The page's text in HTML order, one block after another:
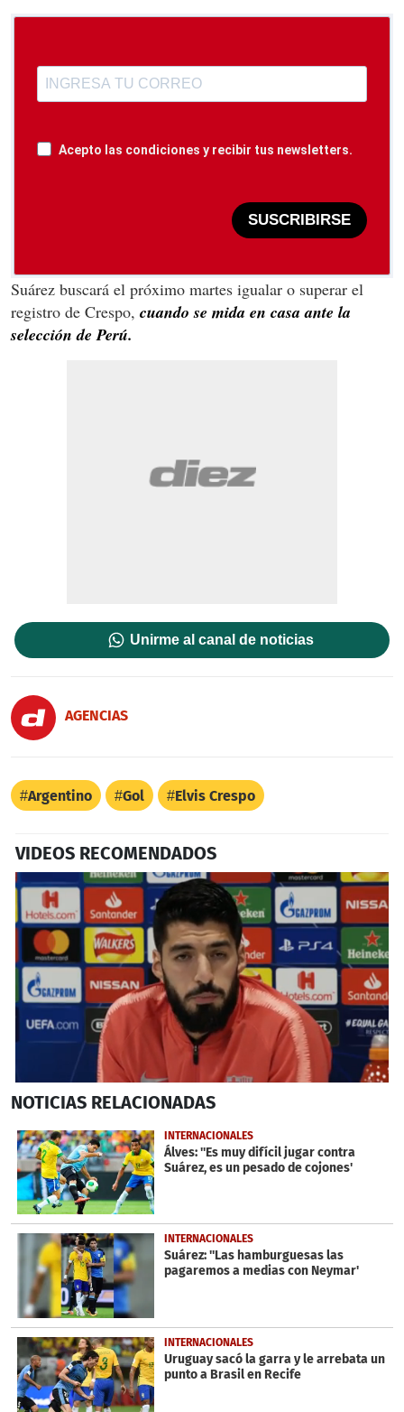
Acepto las condiciones y recibir tus newsletters.
SUSCRIBIRSE
Suárez buscará el próximo martes igualar o superar el
registro de Crespo, cuando se mida en casa ante la
selección de Perú.
Unirme al canal de noticias
AGENCIAS
Argentino Gol Elvis Crespo
VIDEOS RECOMENDADOS
seconds
1
minute,
15
seconds
NOTICIAS RELACIONADAS
INTERNACIONALES
Álves: ''Es muy difícil jugar contra
Suárez, es un pesado de cojones'
INTERNACIONALES
Suárez: ''Las hamburguesas las
pagaremos a medias con Neymar'
INTERNACIONALES
Uruguay sacó la garra y le arrebata un
punto a Brasil en Recife